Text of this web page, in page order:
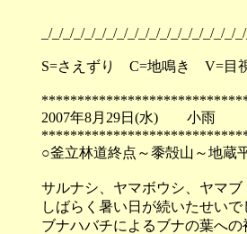
_/_/_/_/_/_/_/_/_/_/_/_/_/_/_/_/_/_/
S=さえずり C=地鳴き V=
2007年8月29日(水) 小雨
○釜立林道終点～黍殻山～地蔵
サルナシ、ヤマボウシ、ヤマ
しばらく暑い日が続いたせい
ブナハバチによるブナの葉へ